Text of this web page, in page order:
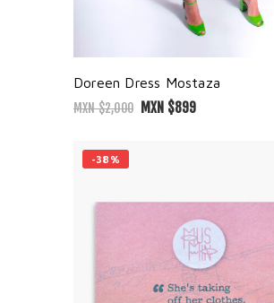
Doreen Dress Mostaza
MXN $2,000 MXN $899
-38%